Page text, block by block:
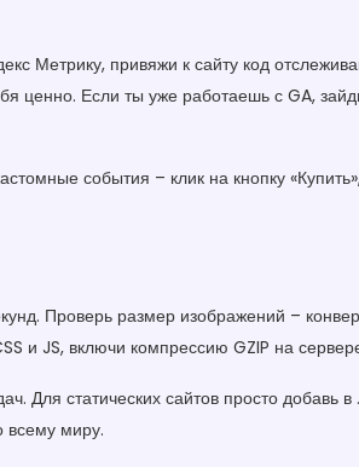
Метрику, привяжи к сайту код
ценно. Если ты уже работаешь с GA,
события – клик на кнопку
Проверь размер изображений –
и JS, включи компрессию GZIP на
Для статических сайтов просто
всему миру.